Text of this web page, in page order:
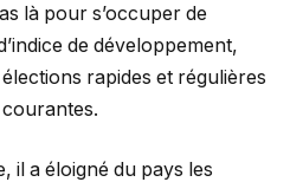
là pour s’occuper de
de développement,
rapides et régulières
il a éloigné du pays les